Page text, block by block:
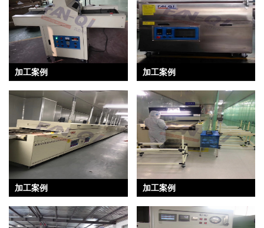
加工案例 加工案例
加工案例 加工案例